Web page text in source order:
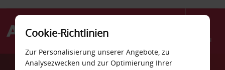
Menü
Cookie-Richtlinien
Zur Personalisierung unserer Angebote, zu
Analysezwecken und zur Optimierung Ihrer